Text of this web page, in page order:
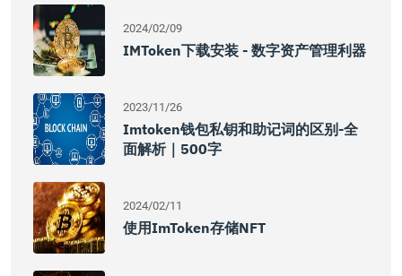
2024/02/09
IMToken下载安装 - 数字资产管理利器
2023/11/26
Imtoken钱包私钥和助记词的区别-全
面解析｜500字
2024/02/11
使用imToken存储NFT